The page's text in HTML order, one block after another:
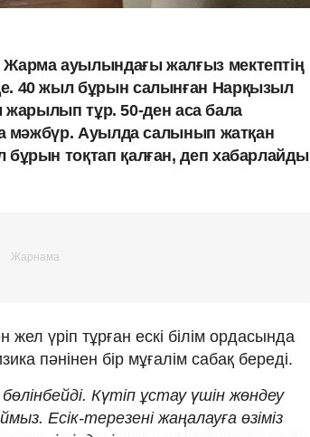
ауылындағы жалғыз мектептің
40 жыл бұрын салынған Нарқызыл
жарылып тұр. 50-ден аса бала
мәжбүр. Ауылда салынып жатқан
тоқтап қалған, деп хабарлайды
жел үріп тұрған ескі білім ордасында
пәнінен бір мұғалім сабақ береді.
Күтіп ұстау үшін жөндеу
Есік-терезені жаңалауға өзіміз